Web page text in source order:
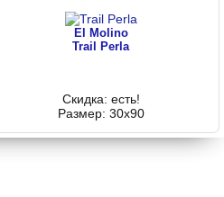
El Molino
Trail Perla
Скидка: есть!
Размер: 30x90